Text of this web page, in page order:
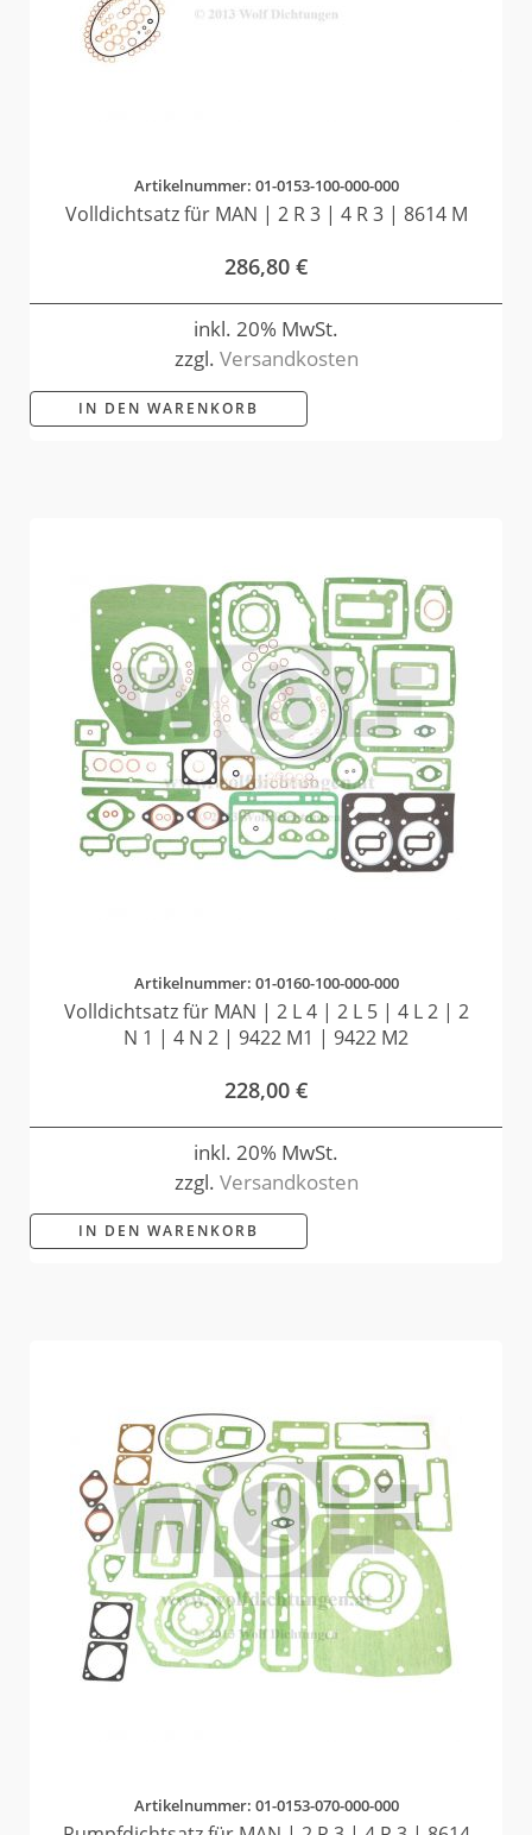
Artikelnummer: 01-0153-100-000-000
Volldichtsatz für MAN | 2 R 3 | 4 R 3 | 8614 M
286,80 €
inkl. 20% MwSt.
zzgl. Versandkosten
IN DEN WARENKORB
Artikelnummer: 01-0160-100-000-000
Volldichtsatz für MAN | 2 L 4 | 2 L 5 | 4 L 2 | 2
N 1 | 4 N 2 | 9422 M1 | 9422 M2
228,00 €
inkl. 20% MwSt.
zzgl. Versandkosten
IN DEN WARENKORB
Artikelnummer: 01-0153-070-000-000